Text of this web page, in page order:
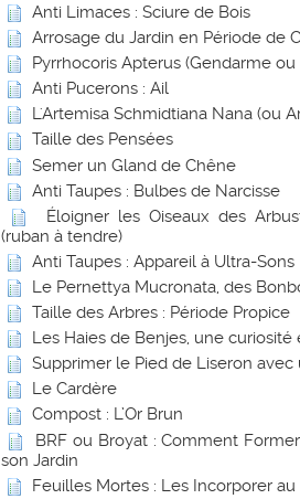
Anti Limaces : Sciure de Bois
Arrosage du Jardin en Période de
Pyrrhocoris Apterus (Gendarme ou
Anti Pucerons : Ail
L'Artemisa Schmidtiana Nana (ou
Taille des Pensées
Semer un Gland de Chêne
Anti Taupes : Bulbes de Narcisse
Éloigner les Oiseaux des
(ruban à tendre)
Anti Taupes : Appareil à Ultra-Sons
Le Pernettya Mucronata, des
Taille des Arbres : Période Propice
Les Haies de Benjes, une
Supprimer le Pied de Liseron
Le Cardère
Compost : L’Or Brun
BRF ou Broyat : Comment
son Jardin
Feuilles Mortes : Les Incorporer